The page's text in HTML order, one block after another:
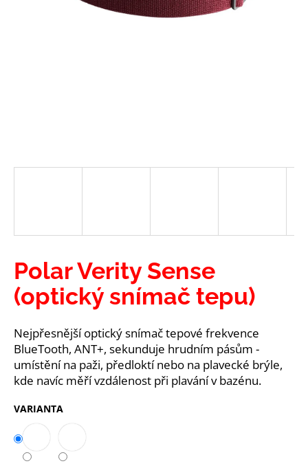
Polar Verity Sense
(optický snímač tepu)
Nejpřesnější optický snímač tepové frekvence
BlueTooth, ANT+, sekunduje hrudním pásům -
umístění na paži, předloktí nebo na plavecké brýle,
kde navíc měří vzdálenost při plavání v bazénu.
VARIANTA
o
o
r
u
č
u
j
e
m
e
BATERIE
CR2025,
PANASONIC